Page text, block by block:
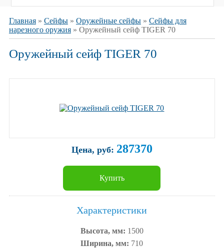
Главная» Сейфы» Оружейные сейфы» Сейфы для
нарезного оружия» Оружейный сейф TIGER 70
Оружейный сейф TIGER 70
Цена, руб: 287370
Купить
Характеристики
Высота, мм: 1500
Ширина, мм: 710